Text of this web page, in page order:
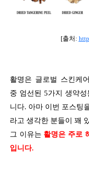
[출처:
활명은 글로벌 스킨케
중 엄선된 5가지 생약
니다. 아마 이번 포스팅
라고 생각한 분들이 꽤
그 이유는 활명은 주로
입니다.